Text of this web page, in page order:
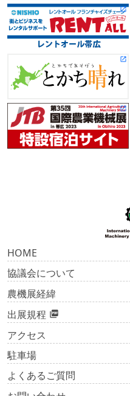
HOME
協議会について
農機展経緯
出展規程
アクセス
駐車場
よくあるご質問